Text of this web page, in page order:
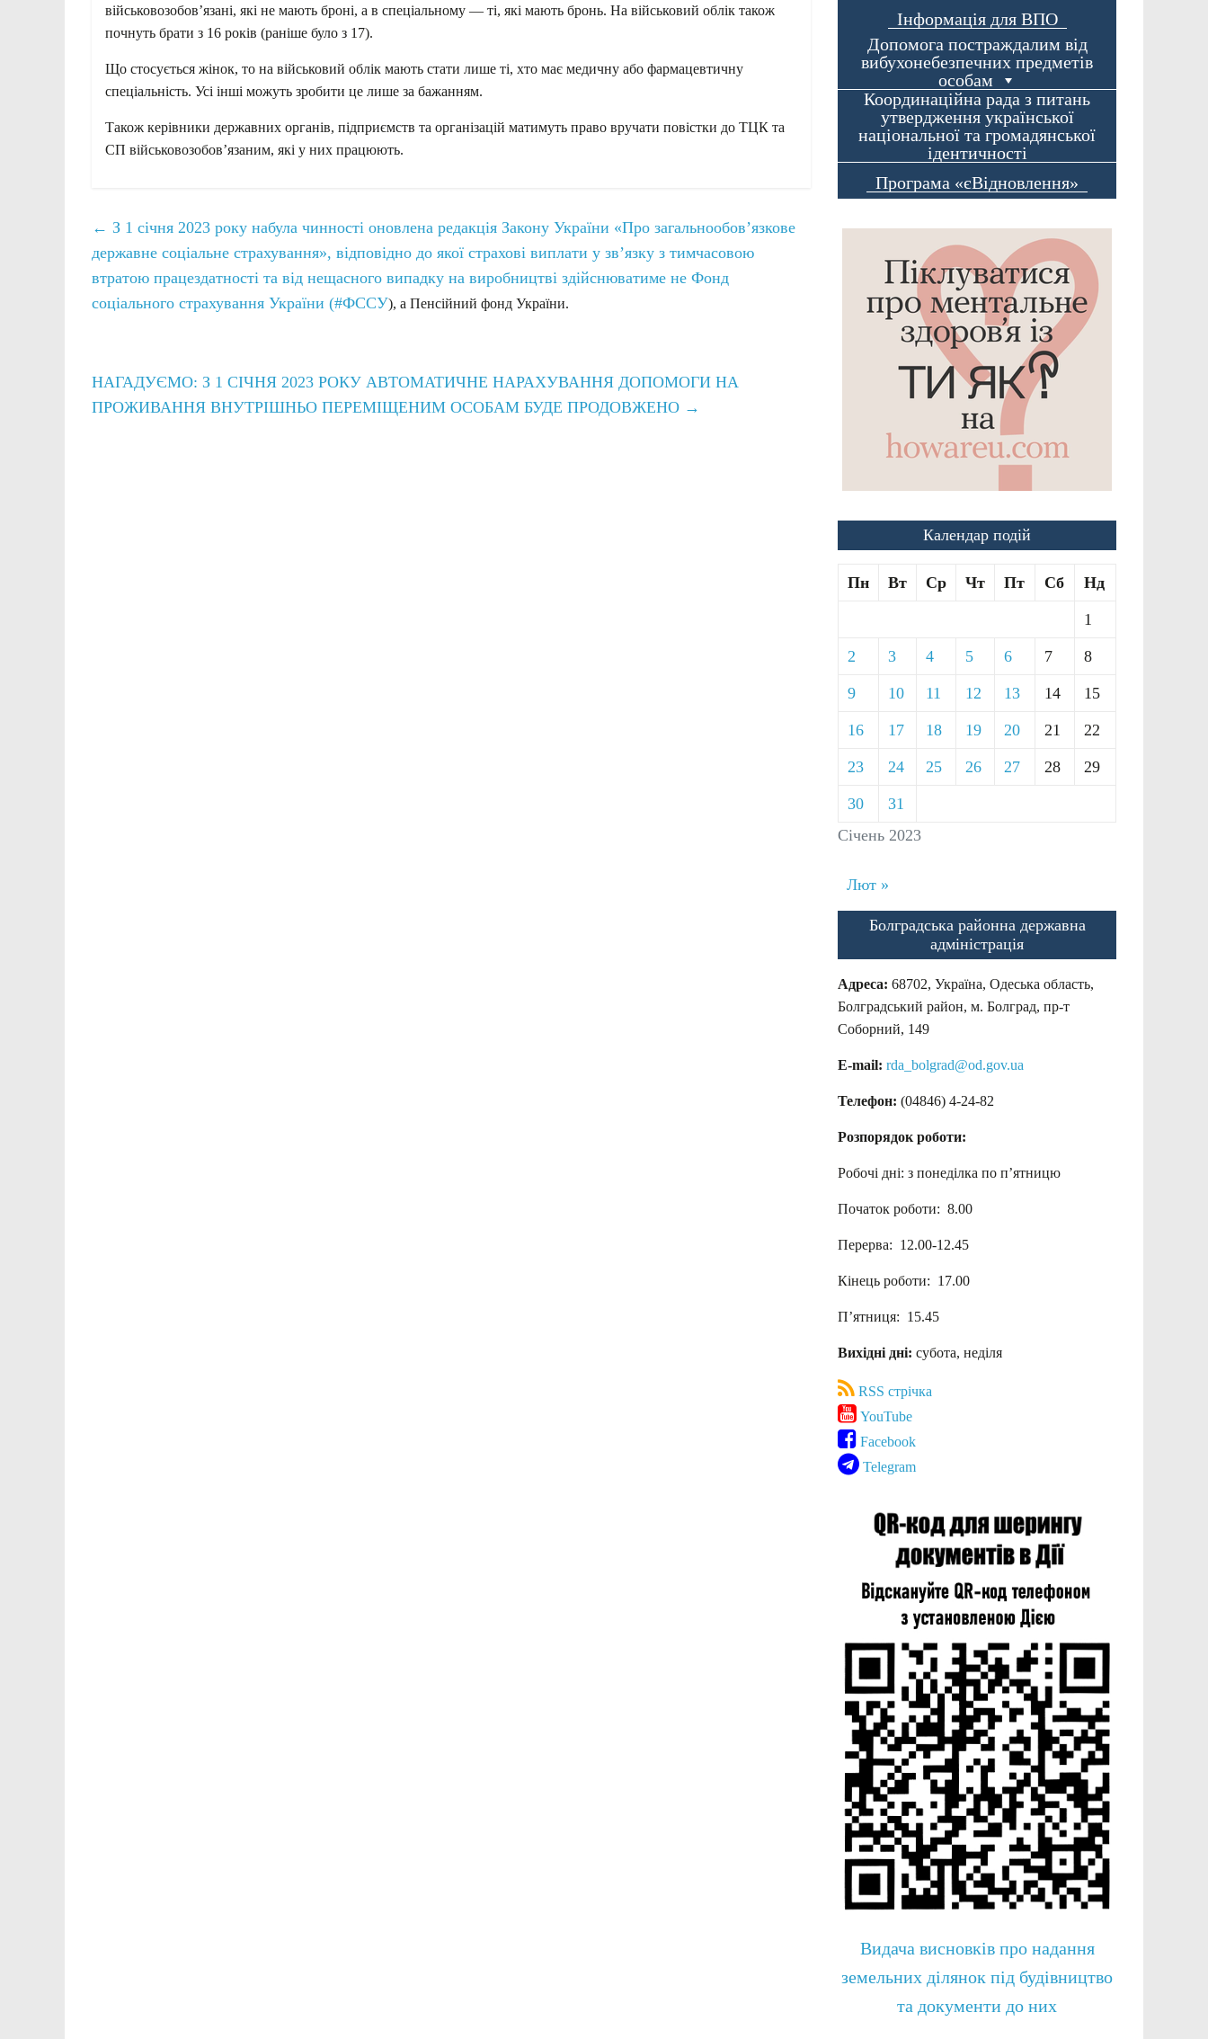
військовозобовʼязані, які не мають броні, а в спеціальному — ті, які мають бронь. На військовий облік також
почнуть брати з 16 років (раніше було з 17).
Що стосується жінок, то на військовий облік мають стати лише ті, хто має медичну або фармацевтичну
спеціальність. Усі інші можуть зробити це лише за бажанням.
Також керівники державних органів, підприємств та організацій матимуть право вручати повістки до ТЦК та
СП військовозобов’язаним, які у них працюють.
← З 1 січня 2023 року набула чинності оновлена редакція Закону України «Про загальнообов’язкове
державне соціальне страхування», відповідно до якої страхові виплати у зв’язку з тимчасовою
втратою працездатності та від нещасного випадку на виробництві здійснюватиме не Фонд
соціального страхування України (#ФССУ), а Пенсійний фонд України.
НАГАДУЄМО: З 1 СІЧНЯ 2023 РОКУ АВТОМАТИЧНЕ НАРАХУВАННЯ ДОПОМОГИ НА
ПРОЖИВАННЯ ВНУТРІШНЬО ПЕРЕМІЩЕНИМ ОСОБАМ БУДЕ ПРОДОВЖЕНО →
Інформація для ВПО
Допомога постраждалим від
вибухонебезпечних предметів
особам
Координаційна рада з питань
утвердження української
національної та громадянської
ідентичності
Програма «єВідновлення»
Календар подій
Січень 2023
Пн Вт Ср Чт Пт Сб Нд
1
2 3 4 5 6 7 8
9 10 11 12 13 14 15
16 17 18 19 20 21 22
23 24 25 26 27 28 29
30 31
Лют »
Болградська районна державна
адміністрація
Адреса: 68702, Україна, Одеська область,
Болградський район, м. Болград, пр-т
Соборний, 149
E-mail: rda_bolgrad@od.gov.ua
Телефон: (04846) 4-24-82
Розпорядок роботи:
Робочі дні: з понеділка по п’ятницю
Початок роботи: 8.00
Перерва: 12.00-12.45
Кінець роботи: 17.00
П’ятниця: 15.45
Вихідні дні: субота, неділя
RSS стрічка
YouTube
Facebook
Telegram
Видача висновків про надання
земельних ділянок під будівництво
та документи до них